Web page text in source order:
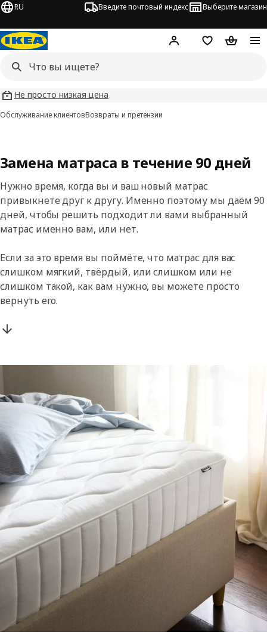
RU Введите почтовый индекс Выберите магазин
Hej! ВойтиСписокКорзина
Не просто низкая цена
Обслуживание клиентовВозвраты и претензии
Замена матраса в течение 90 дней
Нужно время, когда вы и ваш новый матрас
привыкнете друг к другу. Именно поэтому мы даём 90
дней, чтобы решить подходит ли вами выбранный
матрас именно вам, или нет.
Если за это время вы поймёте, что матрас для вас
слишком мягкий, твёрдый, или слишком или не
слишком такой, как вам нужно, вы можете просто
вернуть его.